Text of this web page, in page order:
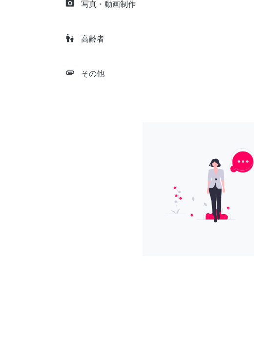
camera_alt 写真・動画制作
escalator_warning 高齢者
attachment その他